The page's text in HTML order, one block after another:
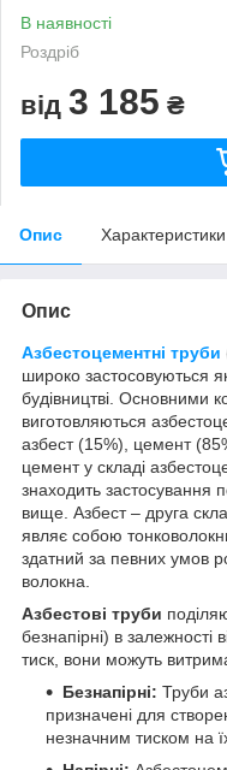
В наявності
Роздріб
від 3 185 ₴
Опис Характеристики
Опис
Азбестоцементні труби
широко застосовуються
будівництві. Основними
виготовляються
азбест (15%), цемент
цемент у складі
знаходить застосування
вище. Азбест – друга
являє собою
здатний за певних умов
волокна.
Азбестові труби
безнапірні) в залежності
тиск, вони можуть
Безнапірні: Труби
призначені для
незначним тиском на їх